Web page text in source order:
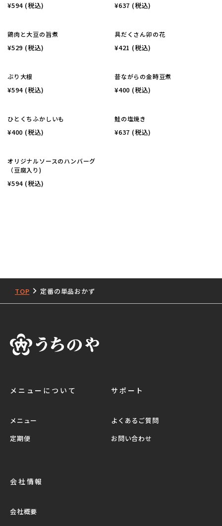
¥594 (税込) ¥637 (税込)
鶏肉と大豆の旨煮
¥529 (税込)
具だくさん卯の花
¥421 (税込)
ぶり大根
¥594 (税込)
昔ながらの金時豆煮
¥400 (税込)
ひとくちふかしいも
¥400 (税込)
鮭の塩焼き
¥637 (税込)
オリジナルソースのハンバーグ
（豆腐入り)
¥594 (税込)
TOP 定番の単品おかず
メニューについて
メニュー
定期便
サポート
よくあるご質問
お問い合わせ
会社情報
会社概要